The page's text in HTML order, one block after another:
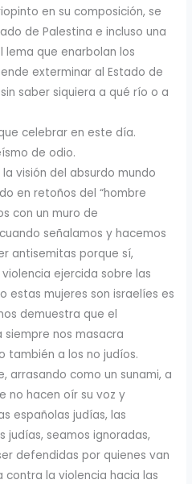
en su composición, se
de Palestina e incluso una
lema que enarbolan los
exterminar al Estado de
saber siquiera a qué río o a
celebrar en este día.
de odio.
visión del absurdo mundo
en retoños del “hombre
con un muro de
señalamos y hacemos
antisemitas porque sí,
ejercida sobre las
estas mujeres son israelíes es
demuestra que el
siempre nos masacra
también a los no judíos.
arrasando como un sunami, a
no hacen oír su voz y
españolas judías, las
judías, seamos ignoradas,
defendidas por quienes van
contra la violencia hacia las